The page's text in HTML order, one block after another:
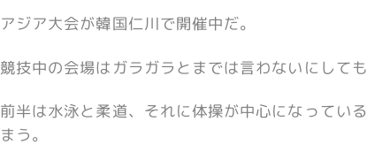
アジア大会が韓国仁川で開催中だ。
競技中の会場はガラガラとまでは言わないにして
前半は水泳と柔道、それに体操が中心になってい
まう。